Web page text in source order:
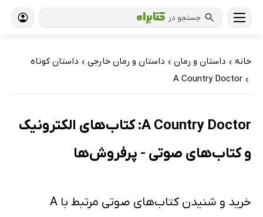
جستجو در
خانه › داستان و رمان › داستان و رمان خارجی › داستان کوتاه
›
A Country Doctor
A Country Doctor: کتاب‌های الکترونیک
و کتاب‌های صوتی - پرفروش‌ها
خرید و شنیدن کتاب‌های صوتی مرتبط با A